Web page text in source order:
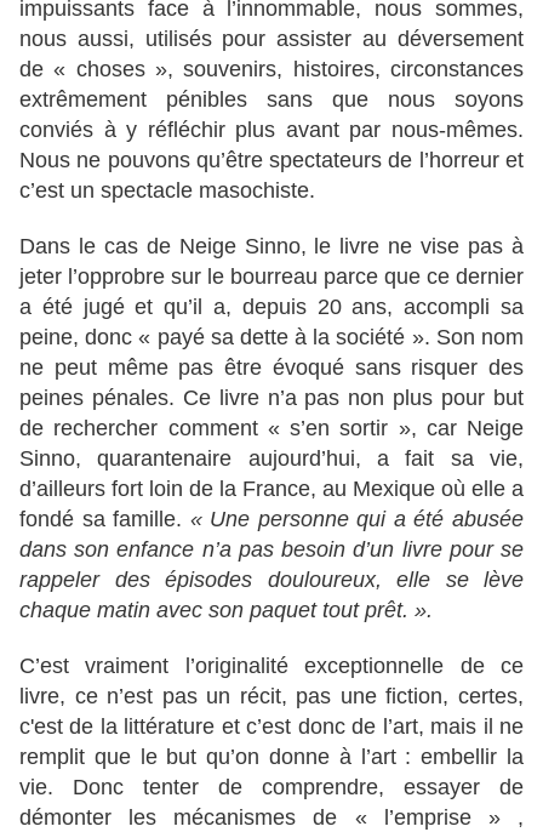
impuissants face à l’innommable, nous sommes,
nous aussi, utilisés pour assister au déversement
de « choses », souvenirs, histoires, circonstances
extrêmement pénibles sans que nous soyons
conviés à y réfléchir plus avant par nous-mêmes.
Nous ne pouvons qu’être spectateurs de l’horreur et
c’est un spectacle masochiste.
Dans le cas de Neige Sinno, le livre ne vise pas à
jeter l’opprobre sur le bourreau parce que ce dernier
a été jugé et qu’il a, depuis 20 ans, accompli sa
peine, donc « payé sa dette à la société ». Son nom
ne peut même pas être évoqué sans risquer des
peines pénales. Ce livre n’a pas non plus pour but
de rechercher comment « s’en sortir », car Neige
Sinno, quarantenaire aujourd’hui, a fait sa vie,
d’ailleurs fort loin de la France, au Mexique où elle a
fondé sa famille. « Une personne qui a été abusée
dans son enfance n’a pas besoin d’un livre pour se
rappeler des épisodes douloureux, elle se lève
chaque matin avec son paquet tout prêt. ».
C’est vraiment l’originalité exceptionnelle de ce
livre, ce n’est pas un récit, pas une fiction, certes,
c'est de la littérature et c’est donc de l’art, mais il ne
remplit que le but qu’on donne à l’art : embellir la
vie. Donc tenter de comprendre, essayer de
démonter les mécanismes de « l’emprise » ,